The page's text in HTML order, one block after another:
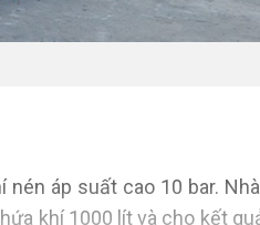
áp suất cao 10 bar.
khí 1000 lít và cho kết